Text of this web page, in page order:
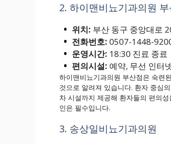
2. 하이맨비뇨기과의원
위치: 부산 동구 중앙대로
전화번호: 0507-1448-
운영시간: 18:30 진료 종료
편의시설: 예약, 무선 인터
하이맨비뇨기과의원 부산점은 숙련
것으로 알려져 있습니다. 환자 중심
차 시설까지 제공해 환자들의 편의
인은 필수입니다.
3. 송상일비뇨기과의원